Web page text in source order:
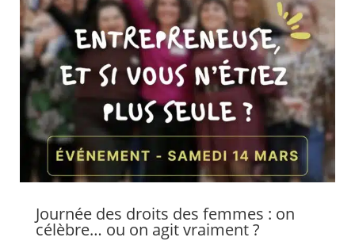
Journée des droits des femmes : on
célèbre… ou on agit vraiment ?